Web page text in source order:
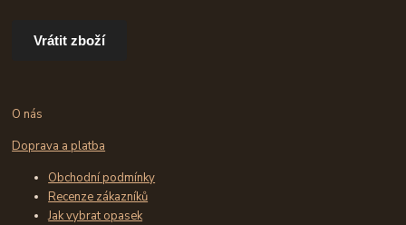
Vrátit zboží
O nás
Doprava a platba
Obchodní podmínky
Recenze zákazníků
Jak vybrat opasek